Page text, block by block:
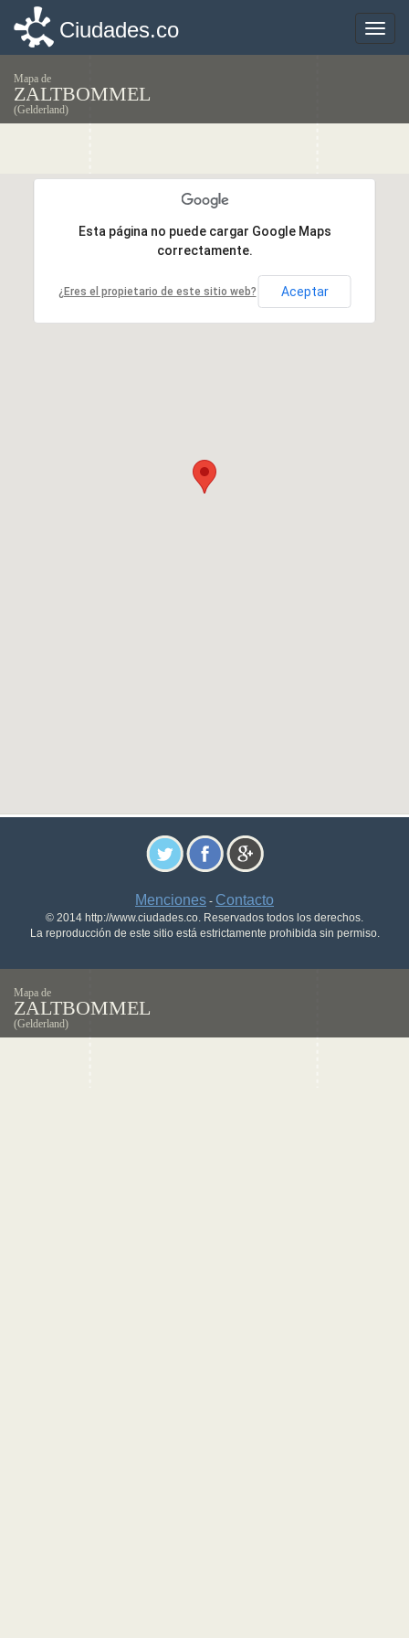
Toggle
Ciudades.co
Mapa de
ZALTBOMMEL
(Gelderland)
Esta página no puede cargar Google Maps
correctamente.
¿Eres el propietario de este sitio web? Aceptar
Esta página no puede cargar Google Maps
correctamente.
¿Eres el propietario de este sitio web? Aceptar
Menciones - Contacto
© 2014 http://www.ciudades.co. Reservados todos los derechos.
La reproducción de este sitio está estrictamente prohibida sin permiso.
Toggle
Ciudades.co
Mapa de
ZALTBOMMEL
(Gelderland)